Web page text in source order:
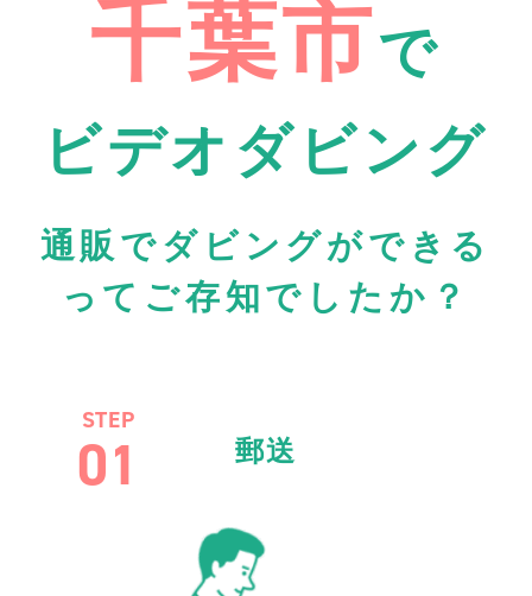
千葉市で
ビデオダビング
通販でダビングができる
ってご存知でしたか？
STEP
01 郵送